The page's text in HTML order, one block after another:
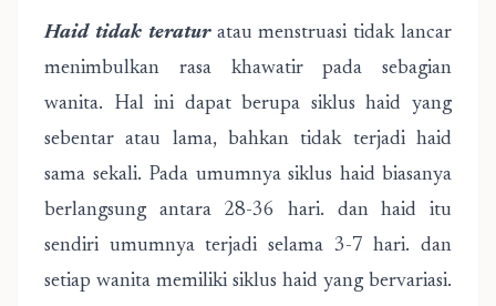
Haid tidak teraturatau menstruasi tidak lancar
menimbulkan rasa khawatir pada sebagian
wanita. Hal ini dapat berupa siklus haid yang
sebentar atau lama, bahkan tidak terjadi haid
sama sekali. Pada umumnya siklus haid biasanya
berlangsung antara 28-36 hari. dan haid itu
sendiri umumnya terjadi selama 3-7 hari. dan
setiap wanita memiliki siklus haid yang bervariasi.